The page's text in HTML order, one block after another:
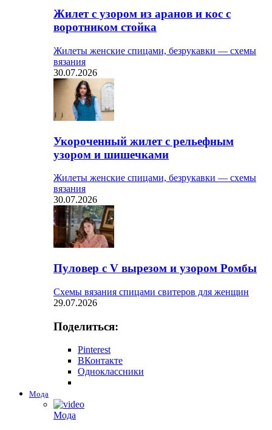
Жилет с узором из аранов и кос с
воротником стойка
Жилеты женские спицами, безрукавки — схемы
вязания
30.07.2026
Укороченный жилет с рельефным
узором и шишечками
Жилеты женские спицами, безрукавки — схемы
вязания
30.07.2026
Пуловер с V вырезом и узором Ромбы
Схемы вязания спицами свитеров для женщин
29.07.2026
Поделиться:
Pinterest
ВКонтакте
Одноклассники
Мода
Мода